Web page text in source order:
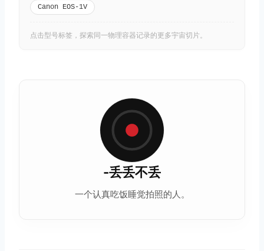
Canon EOS-1V
点击型号标签，探索同一物理容器记录的更多宇宙切片。
-丢丢不丢
一个认真吃饭睡觉拍照的人。